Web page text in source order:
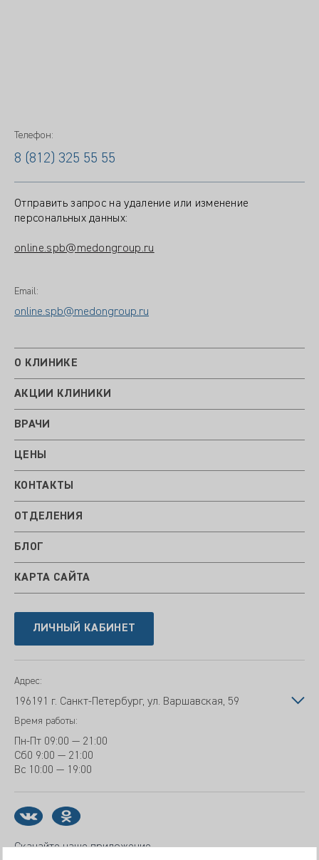
Телефон:
8 (812) 325 55 55
Отправить запрос на удаление или изменение
персональных данных:
online.spb@medongroup.ru
Email:
online.spb@medongroup.ru
О КЛИНИКЕ
АКЦИИ КЛИНИКИ
ВРАЧИ
ЦЕНЫ
КОНТАКТЫ
ОТДЕЛЕНИЯ
БЛОГ
КАРТА САЙТА
ЛИЧНЫЙ КАБИНЕТ
Адрес:
196191 г. Санкт-Петербург, ул. Варшавская, 59
Время работы:
Пн-Пт 09:00 — 21:00
Сб0 9:00 — 21:00
Вс 10:00 — 19:00
Скачайте наше приложение